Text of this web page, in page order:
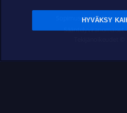
Sopimusehdot
Sääntelyviranomaiset
HYVÄKSY